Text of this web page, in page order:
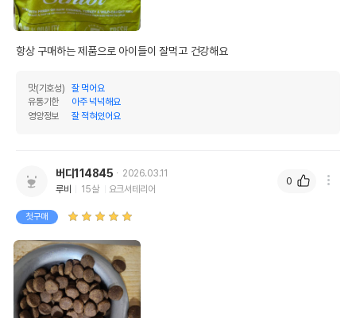
항상 구매하는 제품으로 아이들이 잘먹고 건강해요
맛(기호성)
잘 먹어요
유통기한
아주 넉넉해요
영양정보
잘 적혀있어요
버디114845
2026.03.11
루비
15살 요크셔테리어
첫구매
0